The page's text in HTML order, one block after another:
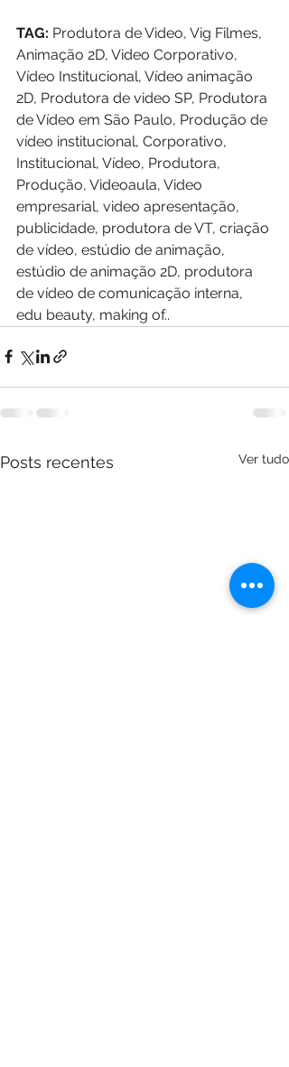
TAG: Produtora de Video, Vig Filmes,
Animação 2D, Video Corporativo,
Vídeo Institucional, Vídeo animação
2D, Produtora de video SP, Produtora
de Vídeo em São Paulo, Produção de
vídeo institucional, Corporativo,
Institucional, Vídeo, Produtora,
Produção, Videoaula, Video
empresarial, video apresentação,
publicidade, produtora de VT, criação
de vídeo, estúdio de animação,
estúdio de animação 2D, produtora
de vídeo de comunicação interna,
edu beauty, making of..
Posts recentes Ver tudo